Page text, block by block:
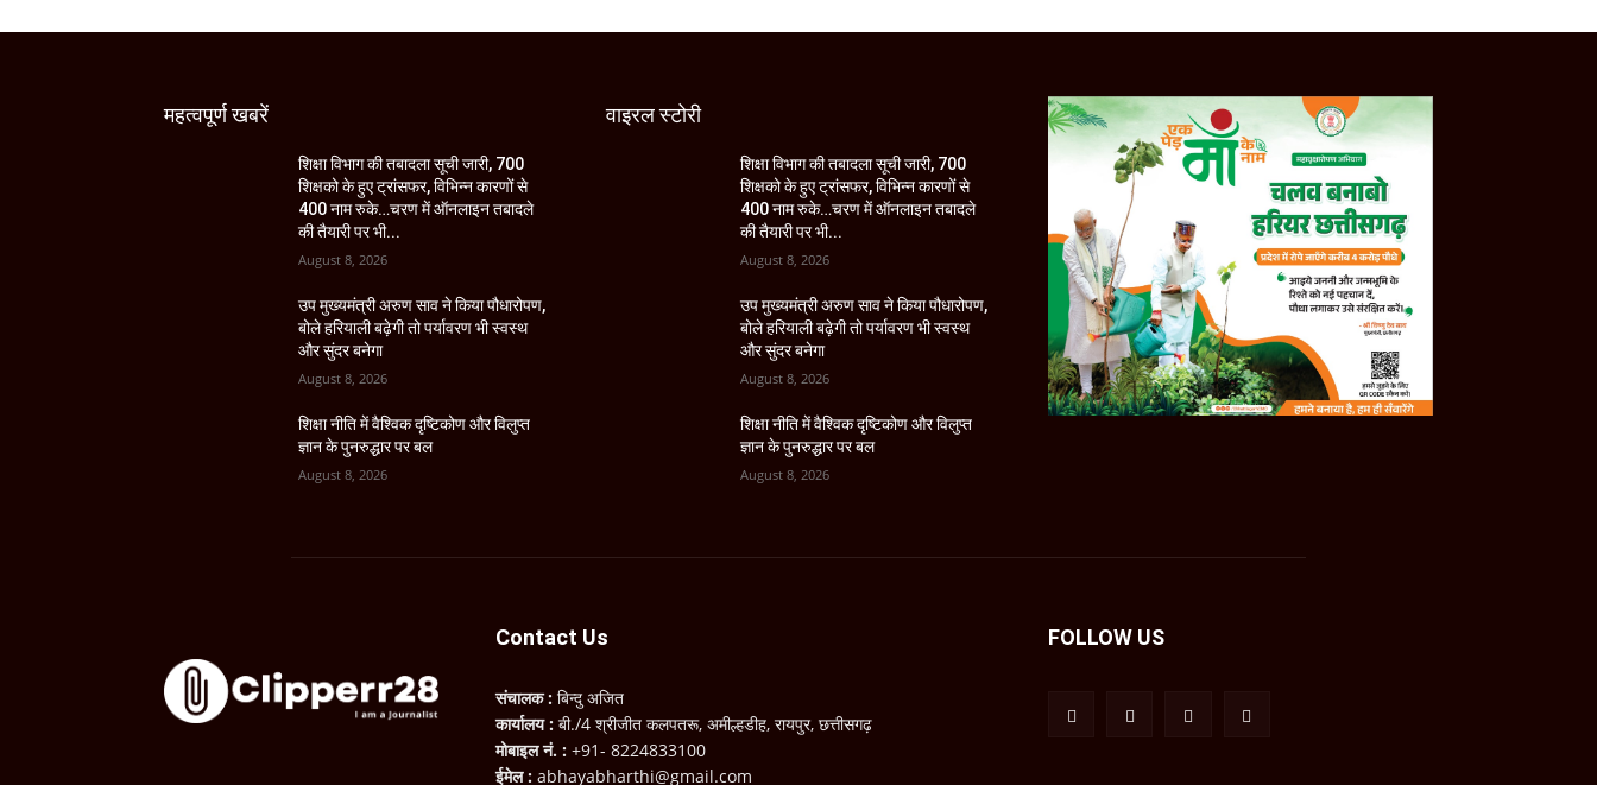
महत्वपूर्ण खबरें
शिक्षा विभाग की तबादला सूची जारी, 700
शिक्षको के हुए ट्रांसफर, विभिन्न कारणों से
400 नाम रुके…चरण में ऑनलाइन तबादले
की तैयारी पर भी...
August 8, 2026
उप मुख्यमंत्री अरुण साव ने किया पौधारोपण,
बोले हरियाली बढ़ेगी तो पर्यावरण भी स्वस्थ
और सुंदर बनेगा
August 8, 2026
शिक्षा नीति में वैश्विक दृष्टिकोण और विलुप्त
ज्ञान के पुनरुद्धार पर बल
August 8, 2026
वाइरल स्टोरी
शिक्षा विभाग की तबादला सूची जारी, 700
शिक्षको के हुए ट्रांसफर, विभिन्न कारणों से
400 नाम रुके…चरण में ऑनलाइन तबादले
की तैयारी पर भी...
August 8, 2026
उप मुख्यमंत्री अरुण साव ने किया पौधारोपण,
बोले हरियाली बढ़ेगी तो पर्यावरण भी स्वस्थ
और सुंदर बनेगा
August 8, 2026
शिक्षा नीति में वैश्विक दृष्टिकोण और विलुप्त
ज्ञान के पुनरुद्धार पर बल
August 8, 2026
Contact Us
संचालक : बिन्दु अजित
कार्यालय : बी./4 श्रीजीत कलपतरू, अमील्हडीह, रायपुर, छत्तीसगढ़
मोबाइल नं. : +91- 8224833100
ईमेल : abhayabharthi@gmail.com
FOLLOW US